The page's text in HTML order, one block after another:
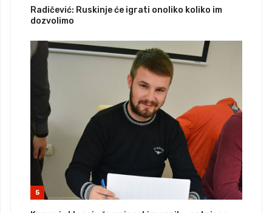
Radičević: Ruskinje će igrati onoliko koliko im
dozvolimo
5